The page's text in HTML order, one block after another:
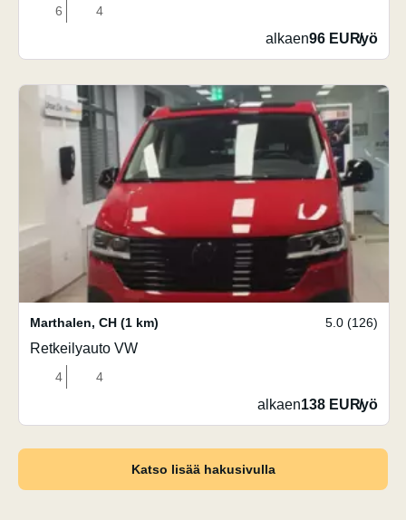
6 4
alkaen96 EUR/yö
Marthalen, CH (1 km) 5.0 (126)
Retkeilyauto VW
4 4
alkaen138 EUR/yö
Katso lisää hakusivulla